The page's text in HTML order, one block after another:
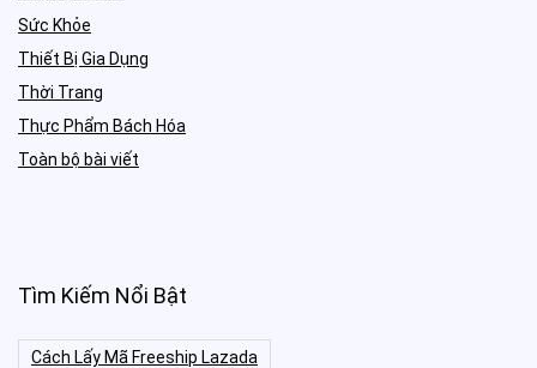
Sức Khỏe
Thiết Bị Gia Dụng
Thời Trang
Thực Phẩm Bách Hóa
Toàn bộ bài viết
Tìm Kiếm Nổi Bật
Cách Lấy Mã Freeship Lazada